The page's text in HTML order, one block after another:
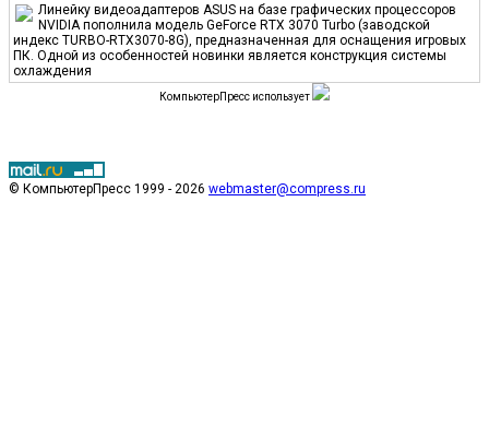
Линейку видеоадаптеров ASUS на базе графических процессоров
NVIDIA пополнила модель GeForce RTX 3070 Turbo (заводской
индекс TURBO-RTX3070-8G), предназначенная для оснащения игровых
ПК. Одной из особенностей новинки является конструкция системы
охлаждения
КомпьютерПресс использует
© КомпьютерПресс 1999 - 2026 webmaster@compress.ru